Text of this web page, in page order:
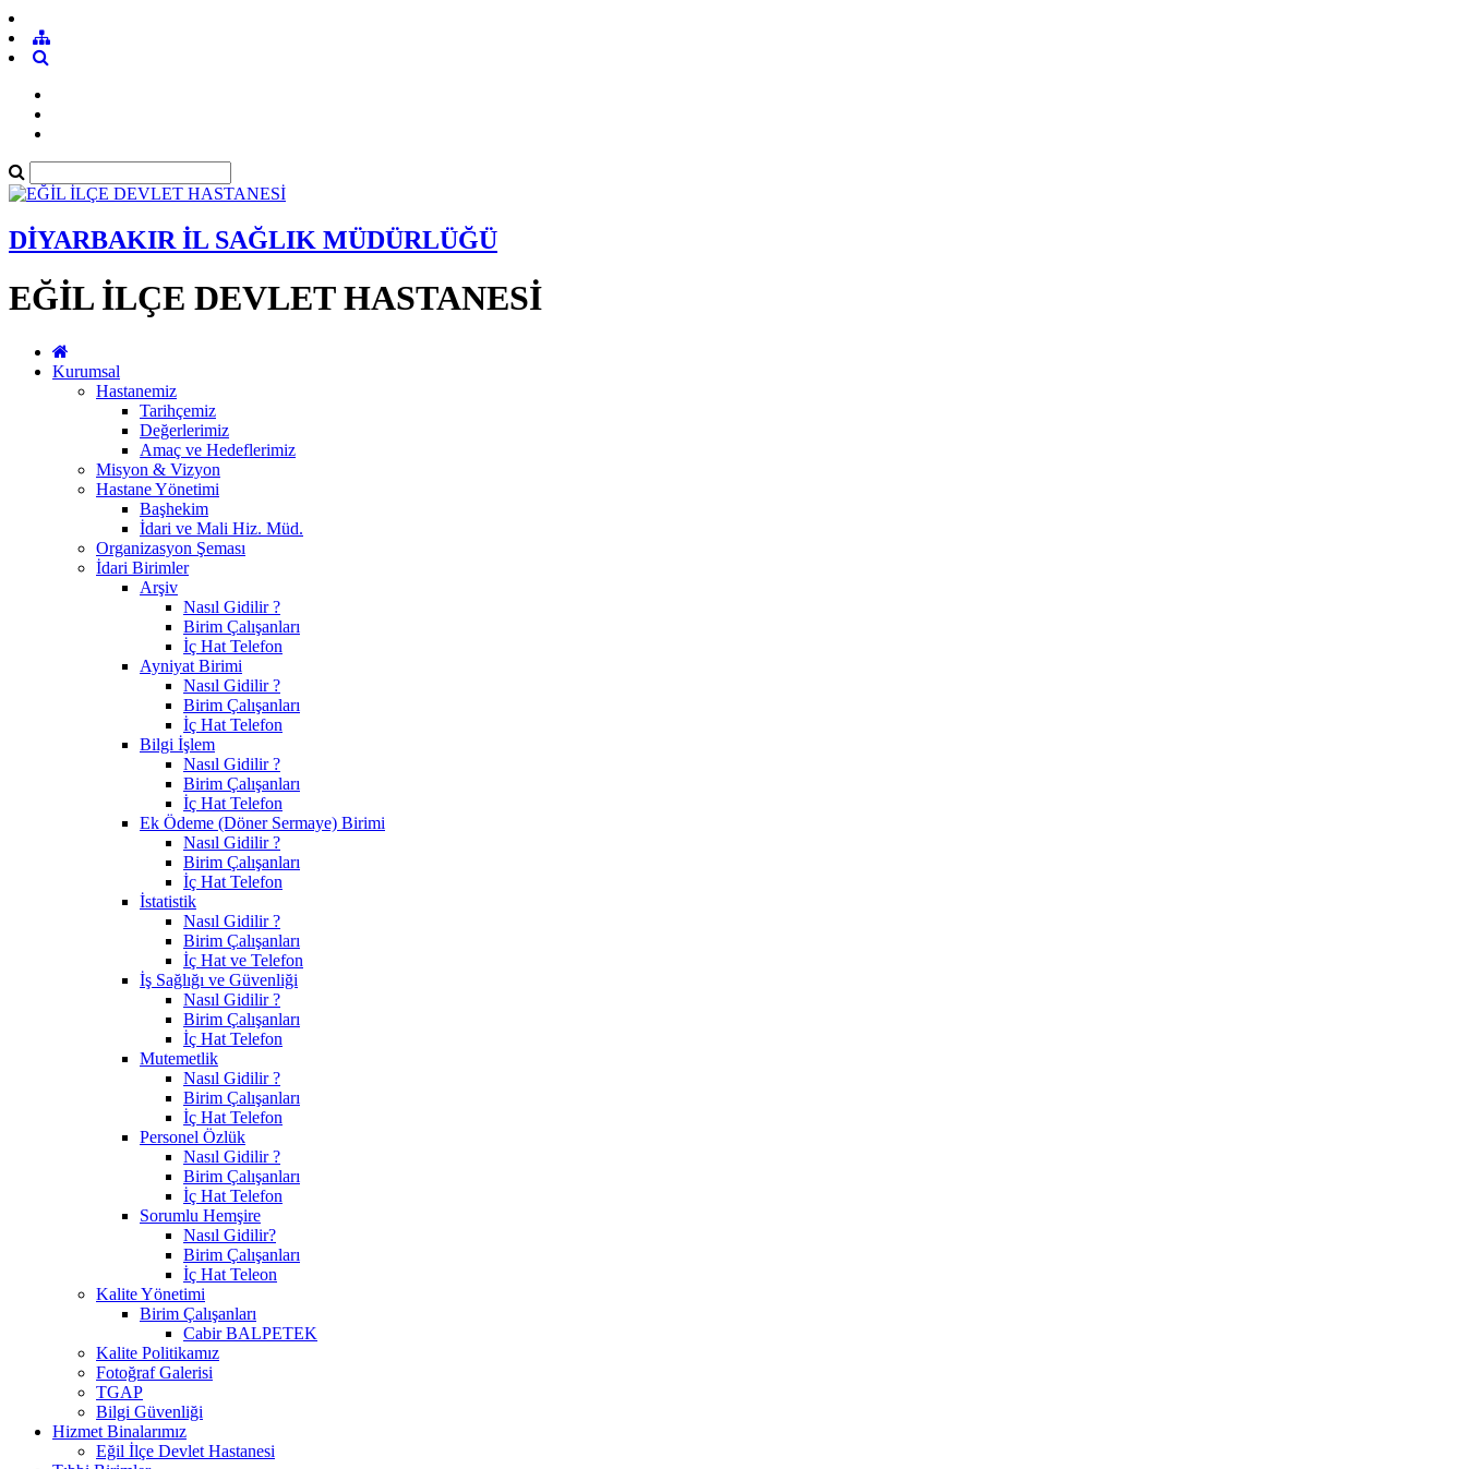
DİYARBAKIR İL SAĞLIK MÜDÜRLÜĞÜ
EĞİL İLÇE DEVLET HASTANESİ
Kurumsal
Hastanemiz
Tarihçemiz
Değerlerimiz
Amaç ve Hedeflerimiz
Misyon & Vizyon
Hastane Yönetimi
Başhekim
İdari ve Mali Hiz. Müd.
Organizasyon Şeması
İdari Birimler
Arşiv
Nasıl Gidilir ?
Birim Çalışanları
İç Hat Telefon
Ayniyat Birimi
Nasıl Gidilir ?
Birim Çalışanları
İç Hat Telefon
Bilgi İşlem
Nasıl Gidilir ?
Birim Çalışanları
İç Hat Telefon
Ek Ödeme (Döner Sermaye) Birimi
Nasıl Gidilir ?
Birim Çalışanları
İç Hat Telefon
İstatistik
Nasıl Gidilir ?
Birim Çalışanları
İç Hat ve Telefon
İş Sağlığı ve Güvenliği
Nasıl Gidilir ?
Birim Çalışanları
İç Hat Telefon
Mutemetlik
Nasıl Gidilir ?
Birim Çalışanları
İç Hat Telefon
Personel Özlük
Nasıl Gidilir ?
Birim Çalışanları
İç Hat Telefon
Sorumlu Hemşire
Nasıl Gidilir?
Birim Çalışanları
İç Hat Teleon
Kalite Yönetimi
Birim Çalışanları
Cabir BALPETEK
Kalite Politikamız
Fotoğraf Galerisi
TGAP
Bilgi Güvenliği
Hizmet Binalarımız
Eğil İlçe Devlet Hastanesi